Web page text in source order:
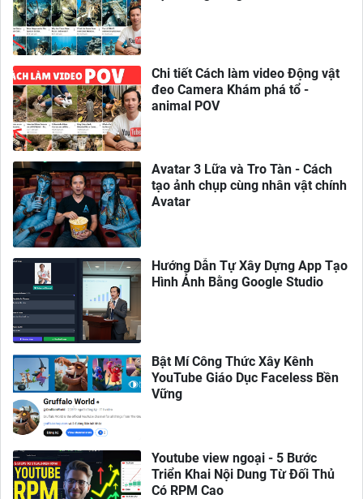
Chi tiết Cách làm video Động vật
đeo Camera Khám phá tổ -
animal POV
Avatar 3 Lữa và Tro Tàn - Cách
tạo ảnh chụp cùng nhân vật chính
Avatar
Hướng Dẫn Tự Xây Dựng App Tạo
Hình Ảnh Bằng Google Studio
Bật Mí Công Thức Xây Kênh
YouTube Giáo Dục Faceless Bền
Vững
Youtube view ngoại - 5 Bước
Triển Khai Nội Dung Từ Đối Thủ
Có RPM Cao